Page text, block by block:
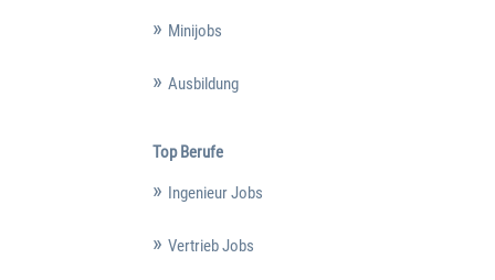
Minijobs
Ausbildung
Top Berufe
Ingenieur Jobs
Vertrieb Jobs